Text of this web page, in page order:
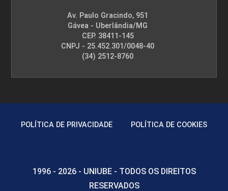
Av. Paulo Gracindo, 951
Gávea - Uberlândia/MG
CEP. 38411-145
CNPJ - 25.452.301/0048-40
(34) 2512-8760
POLÍTICA DE PRIVACIDADE POLÍTICA DE COOKIES
1996 - 2026 - UNIUBE - TODOS OS DIREITOS
RESERVADOS